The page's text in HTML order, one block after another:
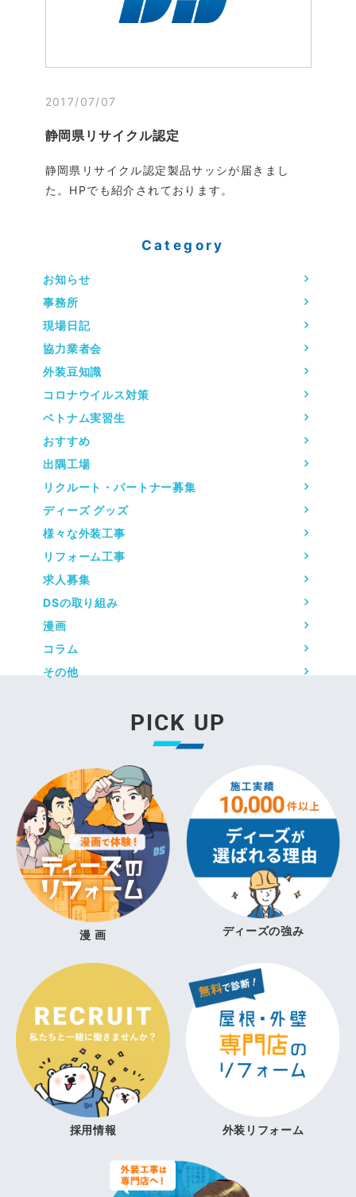
2017/07/07
静岡県リサイクル認定
静岡県リサイクル認定製品サッシが届きまし
た。HPでも紹介されております。
Category
お知らせ
事務所
現場日記
協力業者会
外装豆知識
コロナウイルス対策
ベトナム実習生
おすすめ
出隅工場
リクルート・パートナー募集
ディーズ グッズ
様々な外装工事
リフォーム工事
求人募集
DSの取り組み
漫画
コラム
その他
PICK UP
漫 画 ディーズの強み
採用情報 外装リフォーム